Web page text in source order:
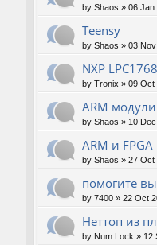
by Shaos » 06 Jan
Teensy
by Shaos » 03 Nov
NXP
by Tronix » 09 Oct
ARM
by Shaos » 10
ARM и
by Shaos » 27 Oct
помогите
by 7400 » 22 Oct
Неттоп из
by Num Lock » 12